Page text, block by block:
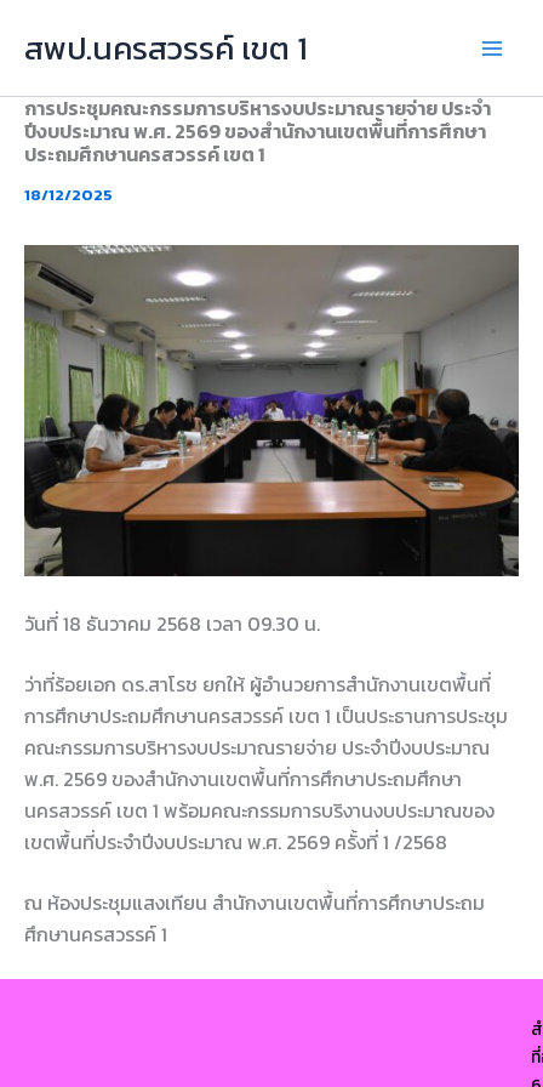
สพป.นครสวรรค์ เขต 1
การประชุมคณะกรรมการบริหารงบประมาณรายจ่าย ประจำ
ปีงบประมาณ พ.ศ. 2569 ของสำนักงานเขตพื้นที่การศึกษา
ประถมศึกษานครสวรรค์ เขต 1
18/12/2025
วันที่ 18 ธันวาคม 2568 เวลา 09.30 น.
ว่าที่ร้อยเอก ดร.สาโรช ยกให้ ผู้อำนวยการสำนักงานเขตพื้นที่
การศึกษาประถมศึกษานครสวรรค์ เขต 1 เป็นประธานการประชุม
คณะกรรมการบริหารงบประมาณรายจ่าย ประจำปีงบประมาณ
พ.ศ. 2569 ของสำนักงานเขตพื้นที่การศึกษาประถมศึกษา
นครสวรรค์ เขต 1 พร้อมคณะกรรมการบริงานงบประมาณของ
เขตพื้นที่ประจำปีงบประมาณ พ.ศ. 2569 ครั้งที่ 1 /2568
ณ ห้องประชุมแสงเทียน สำนักงานเขตพื้นที่การศึกษาประถม
ศึกษานครสวรรค์ 1